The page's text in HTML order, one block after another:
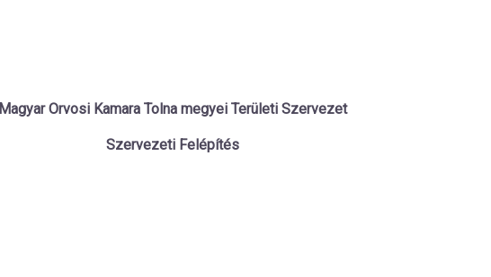
Magyar Orvosi Kamara Tolna megyei Területi Szervezet
Szervezeti Felépítés